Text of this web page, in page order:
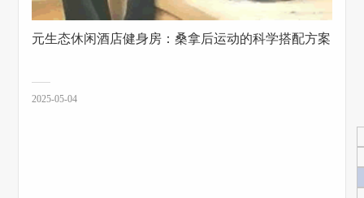
元生态休闲酒店健身房：桑拿后运动的科学搭配方案
2025-05-04